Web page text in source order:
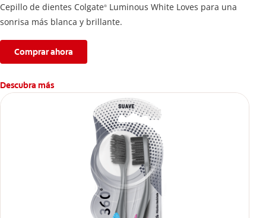
Cepillo de dientes Colgate® Luminous White Loves para una
sonrisa más blanca y brillante.
Comprar ahora
Descubra más